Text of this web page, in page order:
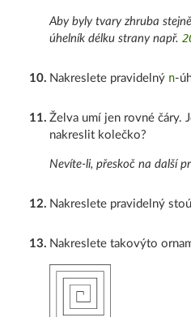
Aby byly tvary zhruba
úhelník délku strany např.
10. Nakreslete pravidelný n-
11. Želva umí jen rovné čáry.
nakreslit kolečko?
Nevíte-li, přeskoč na další
12. Nakreslete pravidelný
13. Nakreslete takovýto